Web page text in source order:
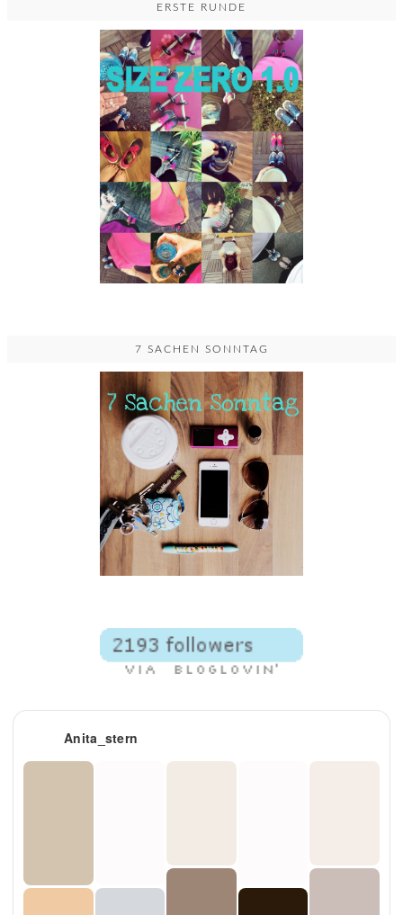
ERSTE RUNDE
7 SACHEN SONNTAG
Anita_stern